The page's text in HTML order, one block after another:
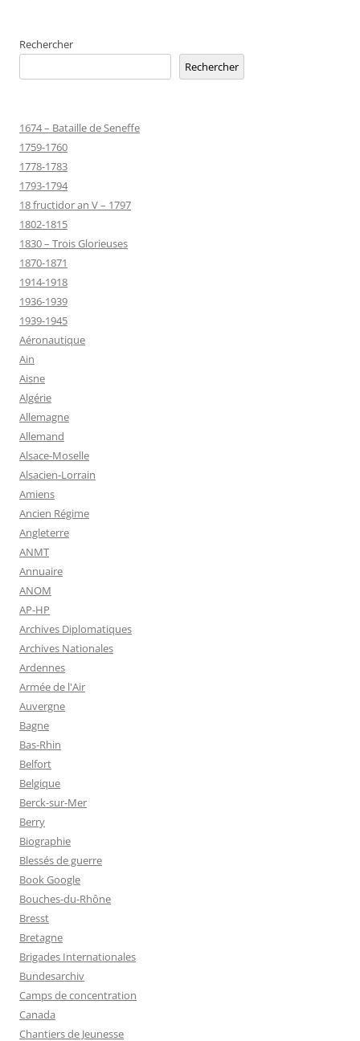
Rechercher
Rechercher
1674 – Bataille de Seneffe
1759-1760
1778-1783
1793-1794
18 fructidor an V – 1797
1802-1815
1830 – Trois Glorieuses
1870-1871
1914-1918
1936-1939
1939-1945
Aéronautique
Ain
Aisne
Algérie
Allemagne
Allemand
Alsace-Moselle
Alsacien-Lorrain
Amiens
Ancien Régime
Angleterre
ANMT
Annuaire
ANOM
AP-HP
Archives Diplomatiques
Archives Nationales
Ardennes
Armée de l'Air
Auvergne
Bagne
Bas-Rhin
Belfort
Belgique
Berck-sur-Mer
Berry
Biographie
Blessés de guerre
Book Google
Bouches-du-Rhône
Bresst
Bretagne
Brigades Internationales
Bundesarchiv
Camps de concentration
Canada
Chantiers de Jeunesse